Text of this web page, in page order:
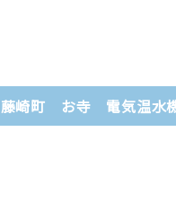
藤崎町 お寺 電気温水